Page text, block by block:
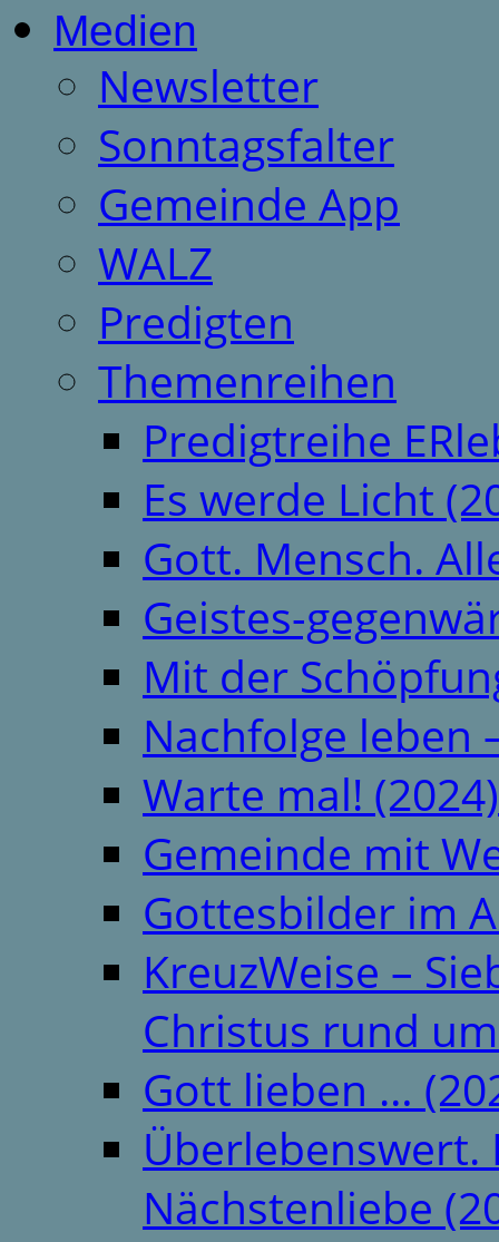
Medien
Newsletter
Sonntagsfalter
Gemeinde App
WALZ
Predigten
Themenreihen
Predigtreihe
Es werde Licht
Gott. Mensch.
Geistes-
Mit der
Nachfolge leben
Warte mal! (2024)
Gemeinde mit
Gottesbilder im
KreuzWeise –
Christus rund
Gott lieben …
Überlebenswert.
Nächstenliebe